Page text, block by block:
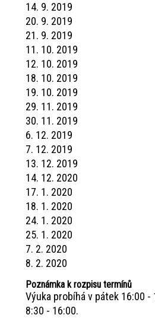
14. 9. 2019
20. 9. 2019
21. 9. 2019
11. 10. 2019
12. 10. 2019
18. 10. 2019
19. 10. 2019
29. 11. 2019
30. 11. 2019
6. 12. 2019
7. 12. 2019
13. 12. 2019
14. 12. 2020
17. 1. 2020
18. 1. 2020
24. 1. 2020
25. 1. 2020
7. 2. 2020
8. 2. 2020
Poznámka k rozpisu termínů
Výuka probíhá v pátek 16:00 -
8:30 - 16:00.